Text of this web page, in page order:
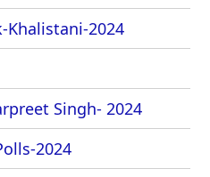
Khalistani-2024
Singh- 2024
2024